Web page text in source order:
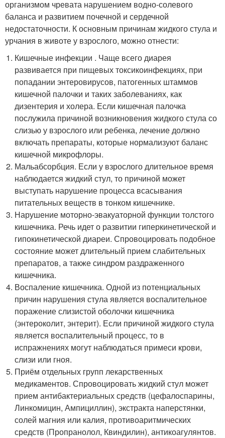
организмом чревата нарушением водно-солевого
баланса и развитием почечной и сердечной
недостаточности. К основным причинам жидкого стула и
урчания в животе у взрослого, можно отнести:
Кишечные инфекции . Чаще всего диарея
развивается при пищевых токсикоинфекциях, при
попадании энтеровирусов, патогенных штаммов
кишечной палочки и таких заболеваниях, как
дизентерия и холера. Если кишечная палочка
послужила причиной возникновения жидкого стула со
слизью у взрослого или ребенка, лечение должно
включать препараты, которые нормализуют баланс
кишечной микрофлоры.
Мальабсорбция. Если у взрослого длительное время
наблюдается жидкий стул, то причиной может
выступать нарушение процесса всасывания
питательных веществ в тонком кишечнике.
Нарушение моторно-эвакуаторной функции толстого
кишечника. Речь идет о развитии гиперкинетической и
гипокинетической диареи. Спровоцировать подобное
состояние может длительный прием слабительных
препаратов, а также синдром раздраженного
кишечника.
Воспаление кишечника. Одной из потенциальных
причин нарушения стула является воспалительное
поражение слизистой оболочки кишечника
(энтероколит, энтерит). Если причиной жидкого стула
является воспалительный процесс, то в
испражнениях могут наблюдаться примеси крови,
слизи или гноя.
Приём отдельных групп лекарственных
медикаментов. Спровоцировать жидкий стул может
прием антибактериальных средств (цефалоспарины,
Линкомицин, Ампициллин), экстракта наперстянки,
солей магния или калия, противоаритмических
средств (Пропранолол, Квиндилин), антикоагулянтов.